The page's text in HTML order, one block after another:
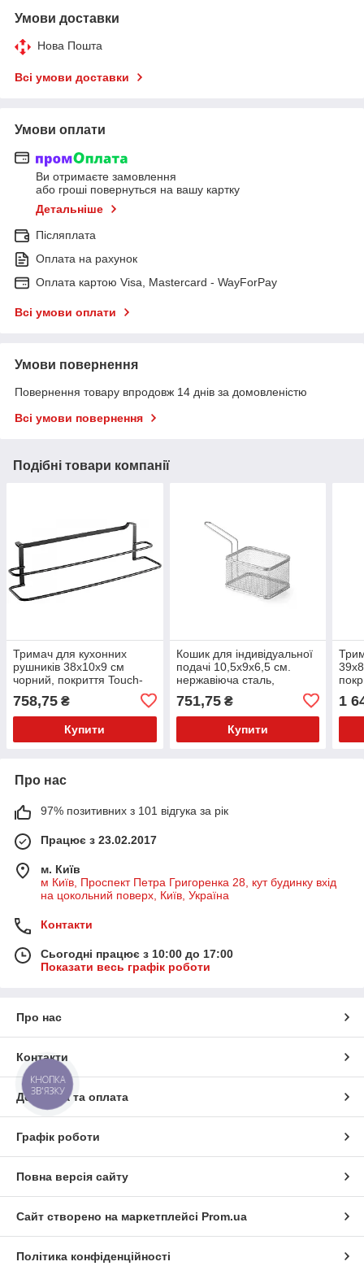
Умови доставки
Нова Пошта
Всі умови доставки
Умови оплати
Ви отримаєте замовлення
або гроші повернуться на вашу картку
Детальніше
Післяплата
Оплата на рахунок
Оплата картою Visa, Mastercard - WayForPay
Всі умови оплати
Умови повернення
Повернення товару впродовж 14 днів за домовленістю
Всі умови повернення
Подібні товари компанії
Тримач для кухонних
рушників 38х10х9 см
чорний, покриття Touch-
METALTEX
758,75 ₴
Купити
Кошик для індивідуальної
подачі 10,5х9х6,5 см.
нержавіюча сталь,
прямокутна Fries, Hendi
751,75₴
Купити
1
Про нас
97% позитивних з 101 відгука за рік
Працює з 23.02.2017
м. Київ
м Київ, Проспект Петра Григоренка 28, кут будинку вхід
на цокольний поверх, Київ, Україна
Контакти
Сьогодні працює з 10:00 до 17:00
Показати весь графік роботи
Про нас
Контакти
Доставка та оплата
Графік роботи
Повна версія сайту
Сайт створено на маркетплейсі Prom.ua
Політика конфіденційності
КНОПКА
ЗВ'ЯЗКУ